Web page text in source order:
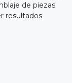
de piezas
resultados